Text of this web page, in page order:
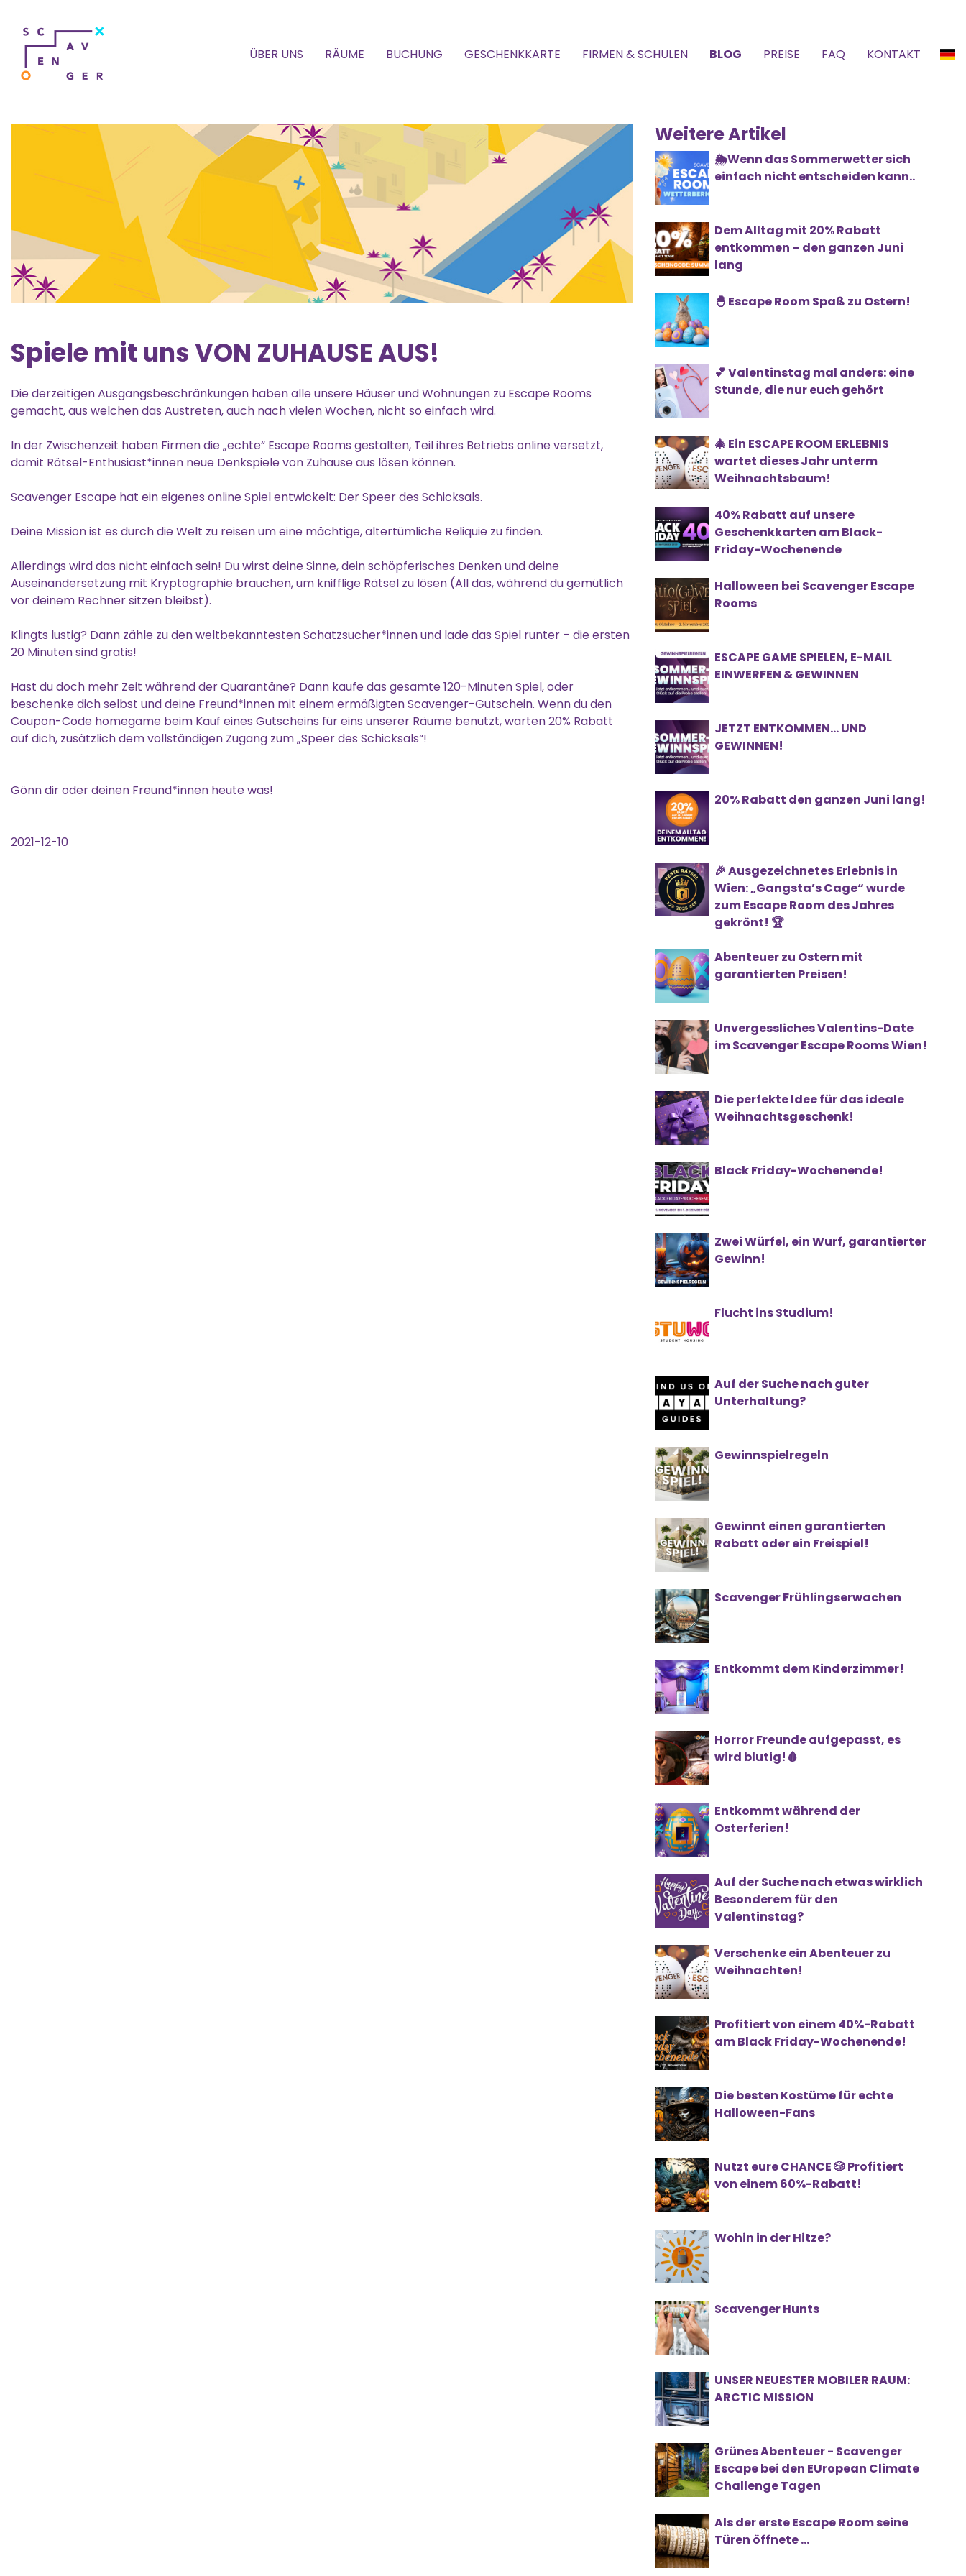
ÜBER UNS RÄUME BUCHUNG GESCHENKKARTE FIRMEN & SCHULEN BLOG PREISE FAQ KONTAKT
Spiele mit uns VON ZUHAUSE AUS!
Die derzeitigen Ausgangsbeschränkungen haben alle unsere Häuser und Wohnungen zu Escape Rooms
gemacht, aus welchen das Austreten, auch nach vielen Wochen, nicht so einfach wird.
In der Zwischenzeit haben Firmen die „echte“ Escape Rooms gestalten, Teil ihres Betriebs online versetzt,
damit Rätsel-Enthusiast*innen neue Denkspiele von Zuhause aus lösen können.
Scavenger Escape hat ein eigenes online Spiel entwickelt: Der Speer des Schicksals.
Deine Mission ist es durch die Welt zu reisen um eine mächtige, altertümliche Reliquie zu finden.
Allerdings wird das nicht einfach sein! Du wirst deine Sinne, dein schöpferisches Denken und deine
Auseinandersetzung mit Kryptographie brauchen, um knifflige Rätsel zu lösen (All das, während du gemütlich
vor deinem Rechner sitzen bleibst).
Klingts lustig? Dann zähle zu den weltbekanntesten Schatzsucher*innen und lade das Spiel runter – die ersten
20 Minuten sind gratis!
Hast du doch mehr Zeit während der Quarantäne? Dann kaufe das gesamte 120-Minuten Spiel, oder
beschenke dich selbst und deine Freund*innen mit einem ermäßigten Scavenger-Gutschein. Wenn du den
Coupon-Code homegame beim Kauf eines Gutscheins für eins unserer Räume benutzt, warten 20% Rabatt
auf dich, zusätzlich dem vollständigen Zugang zum „Speer des Schicksals“!
Gönn dir oder deinen Freund*innen heute was!
2021-12-10
Weitere Artikel
🌦️Wenn das Sommerwetter sich
einfach nicht entscheiden kann..
Dem Alltag mit 20% Rabatt
entkommen – den ganzen Juni
lang
🐣 Escape Room Spaß zu Ostern!
💕 Valentinstag mal anders: eine
Stunde, die nur euch gehört
🎄 Ein ESCAPE ROOM ERLEBNIS
wartet dieses Jahr unterm
Weihnachtsbaum!
40% Rabatt auf unsere
Geschenkkarten am Black-
Friday-Wochenende
Halloween bei Scavenger Escape
Rooms
ESCAPE GAME SPIELEN, E-MAIL
EINWERFEN & GEWINNEN
JETZT ENTKOMMEN… UND
GEWINNEN!
20% Rabatt den ganzen Juni lang!
🎉 Ausgezeichnetes Erlebnis in
Wien: „Gangsta’s Cage“ wurde
zum Escape Room des Jahres
gekrönt! 🏆
Abenteuer zu Ostern mit
garantierten Preisen!
Unvergessliches Valentins-Date
im Scavenger Escape Rooms Wien!
Die perfekte Idee für das ideale
Weihnachtsgeschenk!
Black Friday-Wochenende!
Zwei Würfel, ein Wurf, garantierter
Gewinn!
Flucht ins Studium!
Auf der Suche nach guter
Unterhaltung?
Gewinnspielregeln
Gewinnt einen garantierten
Rabatt oder ein Freispiel!
Scavenger Frühlingserwachen
Entkommt dem Kinderzimmer!
Horror Freunde aufgepasst, es
wird blutig!🩸
Entkommt während der
Osterferien!
Auf der Suche nach etwas wirklich
Besonderem für den
Valentinstag?
Verschenke ein Abenteuer zu
Weihnachten!
Profitiert von einem 40%-Rabatt
am Black Friday-Wochenende!
Die besten Kostüme für echte
Halloween-Fans
Nutzt eure CHANCE 🎲 Profitiert
von einem 60%-Rabatt!
Wohin in der Hitze?
Scavenger Hunts
UNSER NEUESTER MOBILER RAUM:
ARCTIC MISSION
Grünes Abenteuer - Scavenger
Escape bei den EUropean Climate
Challenge Tagen
Als der erste Escape Room seine
Türen öffnete …